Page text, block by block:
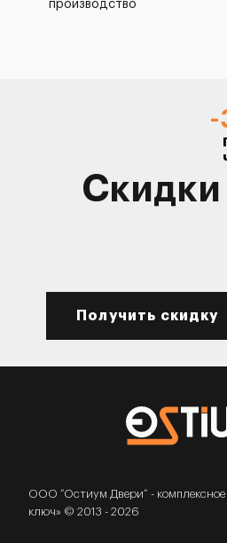
производство
Скидки
-
Получить скидку
ООО “Остиум Двери” - комплексное
ключ» © 2013 - 2026